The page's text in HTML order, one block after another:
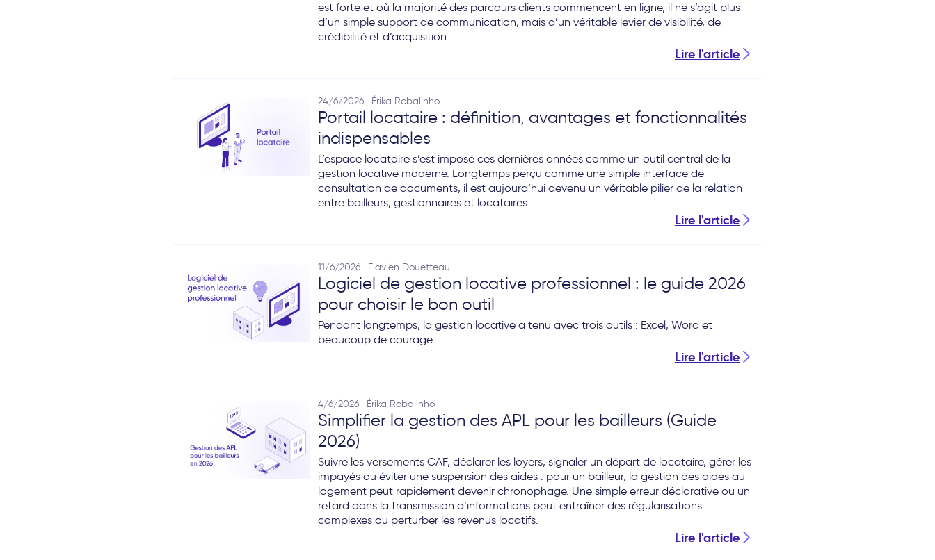
est forte et où la majorité des parcours clients commencent en ligne, il ne s’agit plus
d’un simple support de communication, mais d’un véritable levier de visibilité, de
crédibilité et d’acquisition.
Lire l'article
24/6/2026—Érika Robalinho
Portail locataire : définition, avantages et fonctionnalités
indispensables
L’espace locataire s’est imposé ces dernières années comme un outil central de la
gestion locative moderne. Longtemps perçu comme une simple interface de
consultation de documents, il est aujourd’hui devenu un véritable pilier de la relation
entre bailleurs, gestionnaires et locataires.
Lire l'article
11/6/2026—Flavien Douetteau
Logiciel de gestion locative professionnel : le guide 2026
pour choisir le bon outil
Pendant longtemps, la gestion locative a tenu avec trois outils : Excel, Word et
beaucoup de courage.
Lire l'article
4/6/2026—Érika Robalinho
Simplifier la gestion des APL pour les bailleurs (Guide
2026)
Suivre les versements CAF, déclarer les loyers, signaler un départ de locataire, gérer les
impayés ou éviter une suspension des aides : pour un bailleur, la gestion des aides au
logement peut rapidement devenir chronophage. Une simple erreur déclarative ou un
retard dans la transmission d’informations peut entraîner des régularisations
complexes ou perturber les revenus locatifs.
Lire l'article